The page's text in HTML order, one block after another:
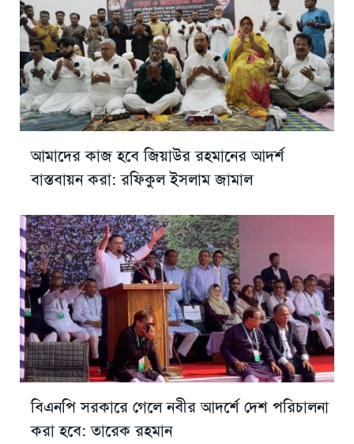
আমাদের কাজ হবে জিয়াউর রহমানের আদর্শ
বাস্তবায়ন করা: রফিকুল ইসলাম জামাল
বিএনপি সরকারে গেলে নবীর আদর্শে দেশ পরিচালনা
করা হবে: তারেক রহমান